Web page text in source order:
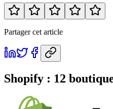
Partager cet article
Shopify : 12